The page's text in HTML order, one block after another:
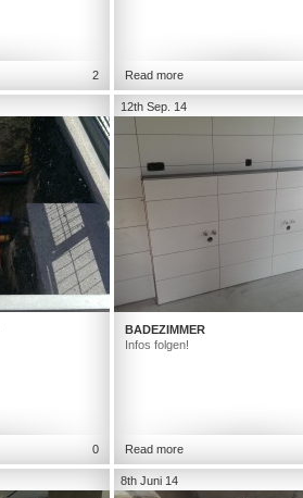
2 Read more
0
12th Sep. 14
BADEZIMMER
Infos folgen!
Read more
8th Juni 14